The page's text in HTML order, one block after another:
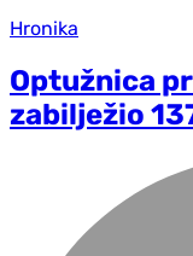
Hronika
Optužnica
zabilježio